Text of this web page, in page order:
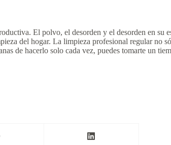
El polvo, el desorden y el desorden en
del hogar. La limpieza profesional regular no
de hacerlo solo cada vez, puedes tomarte un